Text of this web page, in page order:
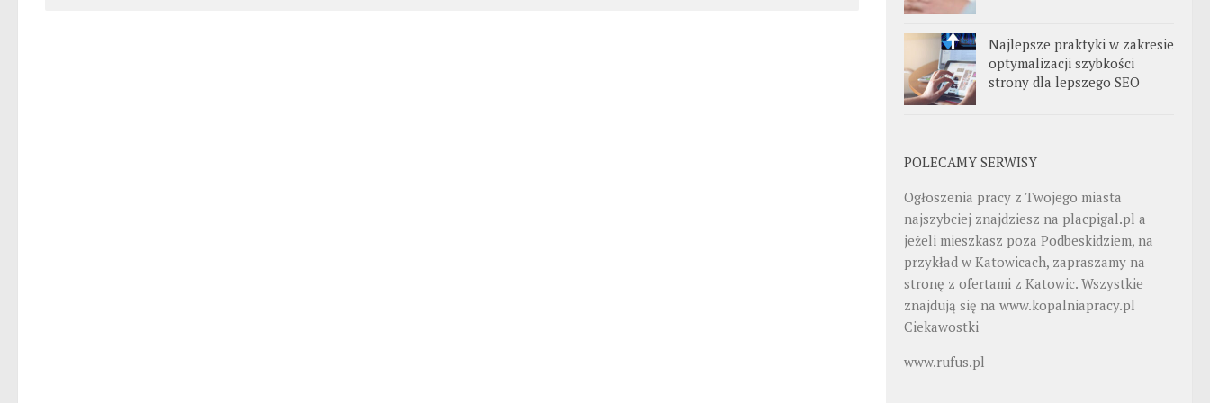
Najlepsze praktyki w zakresie
optymalizacji szybkości
strony dla lepszego SEO
POLECAMY SERWISY
Ogłoszenia pracy z Twojego miasta
najszybciej znajdziesz na placpigal.pl a
jeżeli mieszkasz poza Podbeskidziem, na
przykład w Katowicach, zapraszamy na
stronę z ofertami z Katowic. Wszystkie
znajdują się na www.kopalniapracy.pl
Ciekawostki
www.rufus.pl